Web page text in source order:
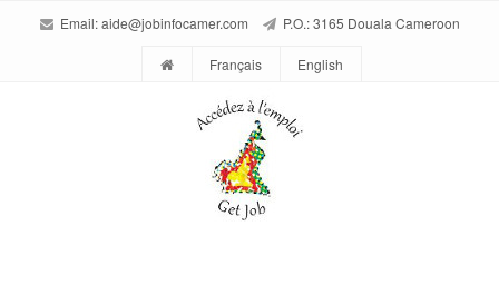
Email:aide@jobinfocamer.com P.O.: 3165 Douala Cameroon
Français English